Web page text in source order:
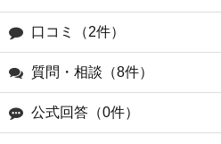
口コミ（2件）
質問・相談（8件）
公式回答（0件）